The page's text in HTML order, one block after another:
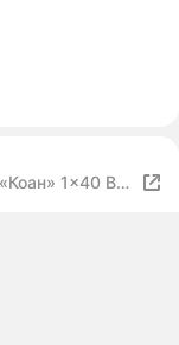
1×40 Вт